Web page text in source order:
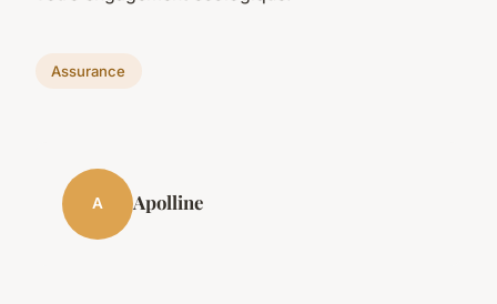
Assurance
A Apolline